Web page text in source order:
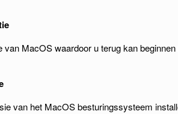
van MacOS waardoor u terug kan beginnen
van het MacOS besturingssysteem